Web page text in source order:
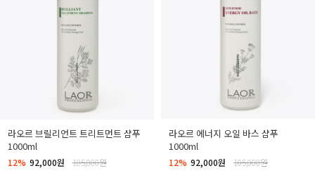
라오르 브릴리언트 트리트먼트 샴푸
1000ml
12% 92,000원 105,000원
라오르 에너지 오일 바스 샴푸
1000ml
12% 92,000원 105,000원